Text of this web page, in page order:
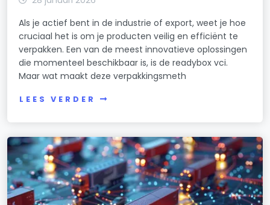
Als je actief bent in de industrie of export, weet je hoe
cruciaal het is om je producten veilig en efficiënt te
verpakken. Een van de meest innovatieve oplossingen
die momenteel beschikbaar is, is de readybox vci.
Maar wat maakt deze verpakkingsmeth
LEES VERDER